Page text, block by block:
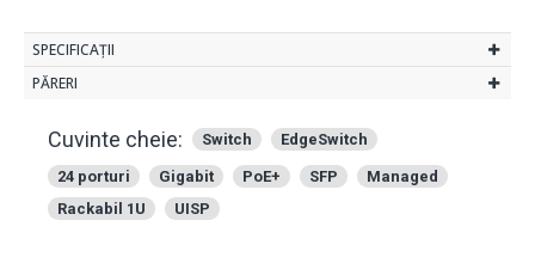
SPECIFICAȚII
PĂRERI
Cuvinte cheie: Switch EdgeSwitch
24 porturi Gigabit PoE+ SFP
Managed
Rackabil 1U
UISP